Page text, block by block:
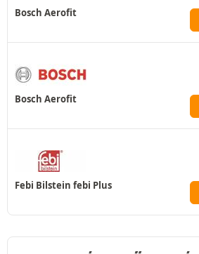
Bosch Aerofit
Bosch Aerofit
Febi Bilstein febi Plus